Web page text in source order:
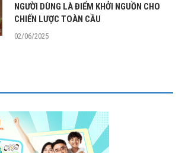
NGƯỜI DÙNG LÀ ĐIỂM KHỞI NGUỒN CHO
CHIẾN LƯỢC TOÀN CẦU
02/06/2025